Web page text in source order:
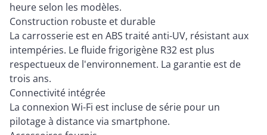
heure selon les modèles.
Construction robuste et durable
La carrosserie est en ABS traité anti-UV, résistant aux
intempéries. Le fluide frigorigène R32 est plus
respectueux de l'environnement. La garantie est de
trois ans.
Connectivité intégrée
La connexion Wi-Fi est incluse de série pour un
pilotage à distance via smartphone.